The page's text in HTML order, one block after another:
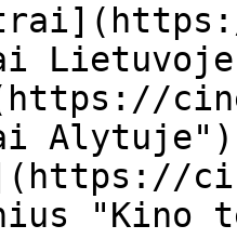
Alytuje")
"Kino